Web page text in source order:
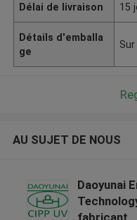
Délai de livraison 15
Détails d'emballa
ge
AU SUJET DE NOUS
Daoyunai